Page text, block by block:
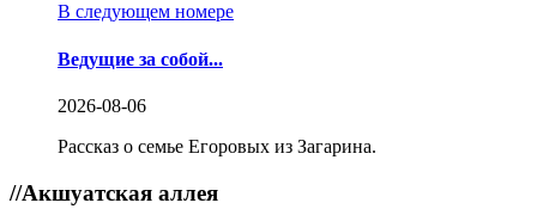
В следующем номере
Ведущие за собой...
2026-08-06
Рассказ о семье Егоровых из Загарина.
//Акшуатская аллея